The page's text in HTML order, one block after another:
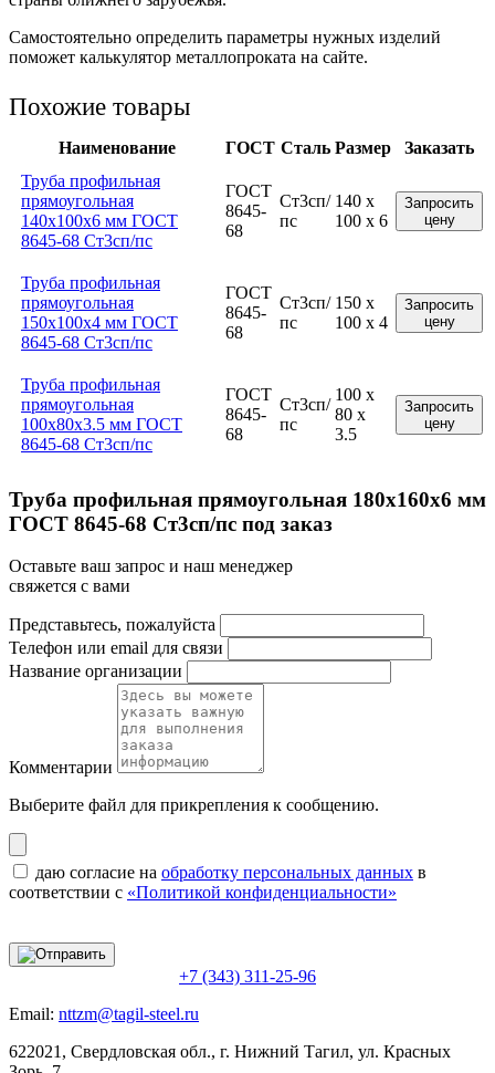
Самостоятельно определить параметры нужных изделий
поможет калькулятор металлопроката на сайте.
Похожие товары
Наименование ГОСТ Сталь Размер
Заказать
Труба профильная
прямоугольная
140x100x6 мм ГОСТ
8645-68 Ст3сп/пс
ГОСТ
8645-
68
Ст3сп/
пс
140 x
100 x 6
Запросить
цену
Труба профильная
прямоугольная
150x100x4 мм ГОСТ
8645-68 Ст3сп/пс
ГОСТ
8645-
68
Ст3сп/
пс
150 x
100 x 4
Запросить
цену
Труба профильная
прямоугольная
100x80x3.5 мм ГОСТ
8645-68 Ст3сп/пс
ГОСТ
8645-
68
Ст3сп/
пс
100 x
80 x
3.5
Запросить
цену
Труба профильная прямоугольная 180x160x6 мм
ГОСТ 8645-68 Ст3сп/пс под заказ
Оставьте ваш запрос и наш менеджер
свяжется с вами
Представьтесь, пожалуйста
Телефон или email для связи
Название организации
Комментарии
Выберите файл для прикрепления к сообщению.
даю согласие на обработку персональных данных в
соответствии с «Политикой конфиденциальности»
+7 (343) 311-25-96
Email: nttzm@tagil-steel.ru
622021, Свердловская обл., г. Нижний Тагил, ул. Красных